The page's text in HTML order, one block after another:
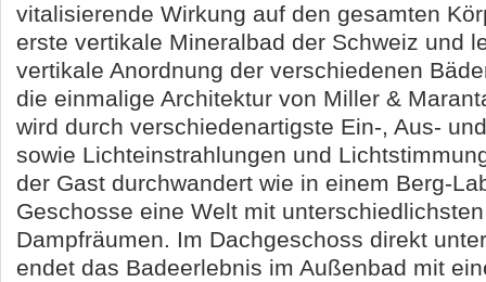
vitalisierende Wirkung auf den gesamten
erste vertikale Mineralbad der Schweiz und
vertikale Anordnung der verschiedenen
die einmalige Architektur von Miller &
wird durch verschiedenartigste Ein-, Aus-
sowie Lichteinstrahlungen und
der Gast durchwandert wie in einem Berg-
Geschosse eine Welt mit
Dampfräumen. Im Dachgeschoss direkt
endet das Badeerlebnis im Außenbad mit